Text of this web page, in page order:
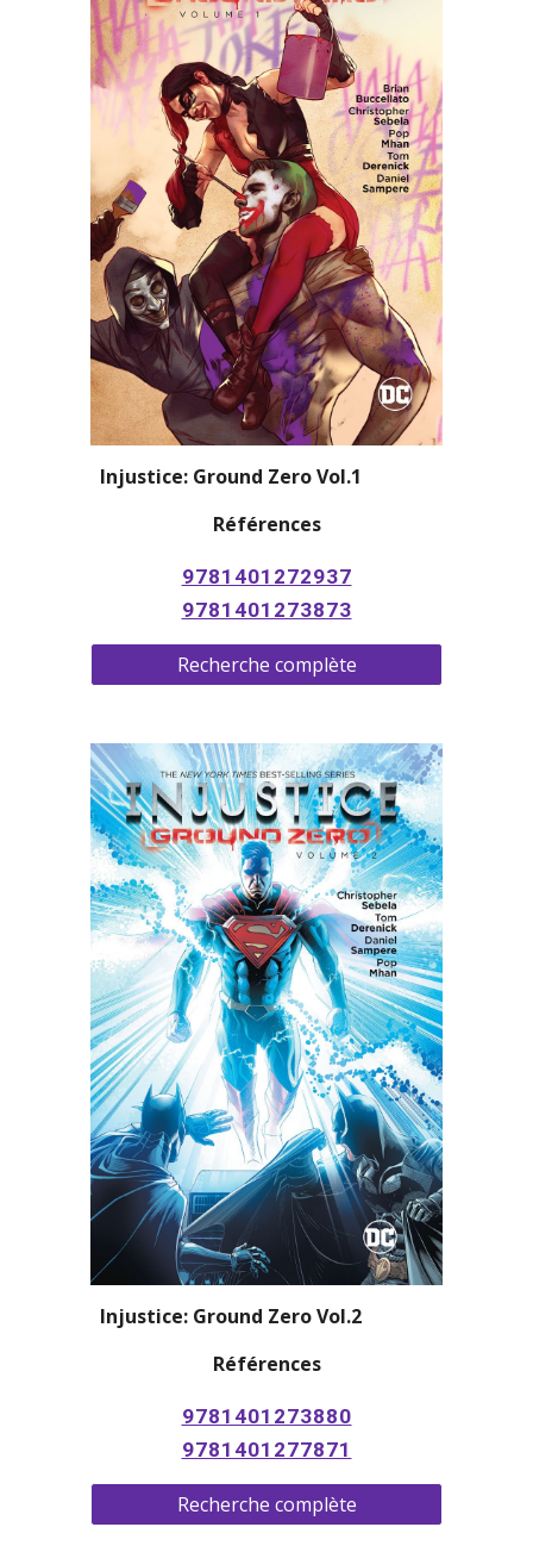
Injustice: Ground Zero Vol.1
Références
9781401272937
9781401273873
Recherche complète
Injustice: Ground Zero Vol.2
Références
9781401273880
9781401277871
Recherche complète